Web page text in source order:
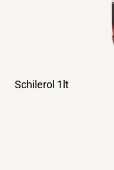
Schilerol 1lt